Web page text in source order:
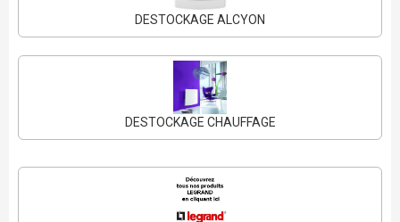
DESTOCKAGE ALCYON
DESTOCKAGE CHAUFFAGE